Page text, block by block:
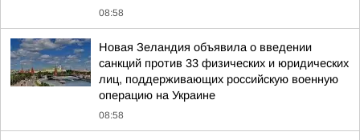
08:58
Новая Зеландия объявила о введении
санкций против 33 физических и юридических
лиц, поддерживающих российскую военную
операцию на Украине
08:58